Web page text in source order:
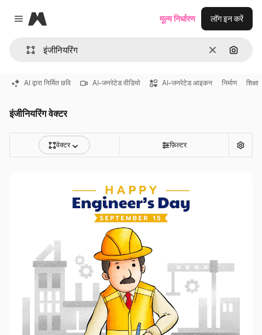
Close menu
Magnific
साफ़ इमेज से
मूल्य निर्धारण लॉग इन करें
AI द्वारा निर्मित छवि AI-जनरेटेड वीडियो AI-जनरेटेड आइकन निर्माण शिक्षा
इंजीनियरिंग वेक्टर
वेक्टर फ़िल्टर